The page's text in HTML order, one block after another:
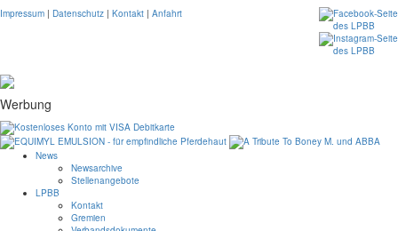
Impressum | Datenschutz | Kontakt | Anfahrt
Werbung
News
Newsarchive
Stellenangebote
LPBB
Kontakt
Gremien